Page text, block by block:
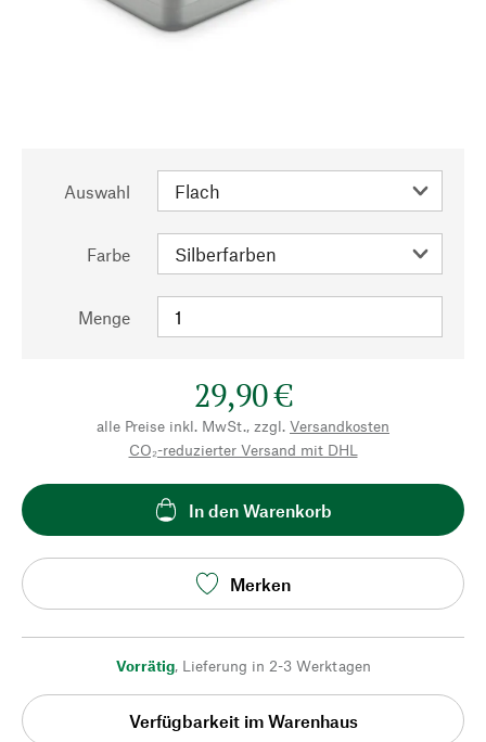
Auswahl
Farbe
Menge
29,90 €
alle Preise inkl. MwSt., zzgl. Versandkosten
CO₂-reduzierter Versand mit DHL
In den Warenkorb
Merken
Vorrätig, Lieferung in 2-3 Werktagen
Verfügbarkeit im Warenhaus